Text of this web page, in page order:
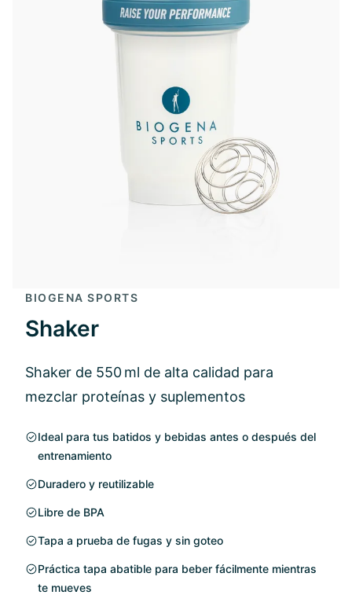
BIOGENA SPORTS
Shaker
Shaker de 550 ml de alta calidad para
mezclar proteínas y suplementos
Ideal para tus batidos y bebidas antes o después del
entrenamiento
Duradero y reutilizable
Libre de BPA
Tapa a prueba de fugas y sin goteo
Práctica tapa abatible para beber fácilmente mientras
te mueves